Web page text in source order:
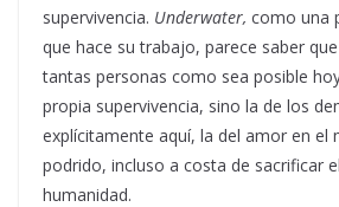
supervivencia. Underwater, como una
que hace su trabajo, parece saber
tantas personas como sea posible
propia supervivencia, sino la de los
explícitamente aquí, la del amor en el
podrido, incluso a costa de sacrificar
humanidad.